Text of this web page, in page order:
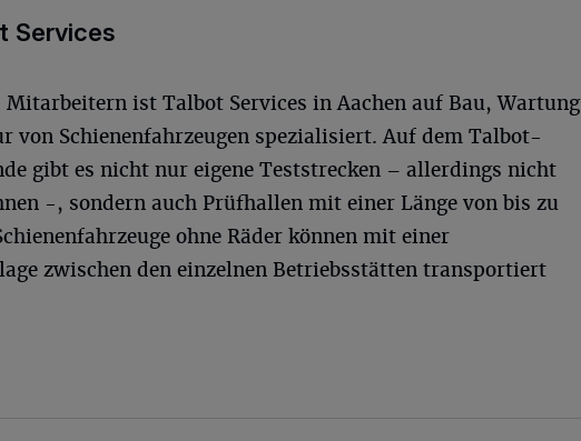
Services
ist Talbot Services in Aachen auf Bau, Wartung
von Schienenfahrzeugen spezialisiert. Auf dem Talbot-
gibt es nicht nur eigene Teststrecken – allerdings nicht
-, sondern auch Prüfhallen mit einer Länge von bis zu
ohne Räder können mit einer
zwischen den einzelnen Betriebsstätten transportiert